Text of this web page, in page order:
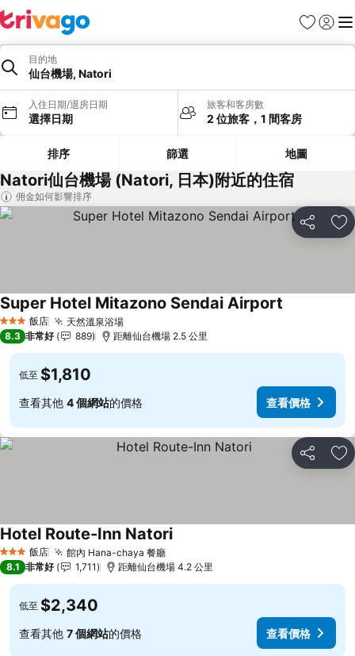
我的最愛
登入 選
目的地
仙台機場, Natori
入住日期/退房日期
選擇日期
旅客和客房數
2 位旅客，1 間客房
排序 篩選 地圖
Natori仙台機場 (Natori, 日本)附近的住宿
佣金如何影響排序
分享 加
3 星級 飯店 天然溫泉浴場查看價格
Super Hotel Mitazono Sendai Airport
8.3 非常好 889 距離仙台機場 2.5 公里
低至 $1,810
查看其他 4 個網站的價格 查看價格
分享 加
3 星級 飯店 館內 Hana-chaya 餐廳查看價格
Hotel Route-Inn Natori查看價格
8.1 非常好 1,711 距離仙台機場 4.2 公里
低至 $2,340
查看其他 7 個網站的價格 查看價格